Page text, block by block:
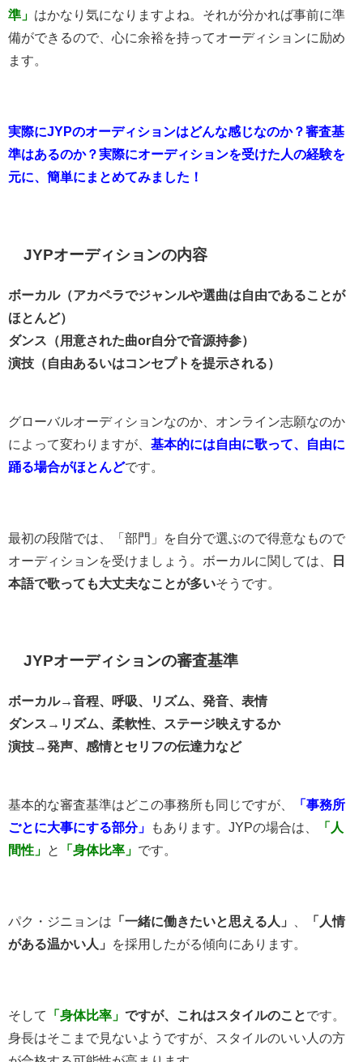
準」 はかなり気になりますよね。それが分かれば事前に準
備ができるので、心に余裕を持ってオーディションに励め
ます。
実際にJYPのオーディションはどんな感じなのか？審査基
準はあるのか？実際にオーディションを受けた人の経験を
元に、簡単にまとめてみました！
JYPオーディションの内容
ボーカル（アカペラでジャンルや選曲は自由であることが
ほとんど）
ダンス（用意された曲or自分で音源持参）
演技（自由あるいはコンセプトを提示される）
グローバルオーディションなのか、オンライン志願なのか
によって変わりますが、 基本的には自由に歌って、自由に
踊る場合がほとんどです。
最初の段階では、「部門」を自分で選ぶので得意なもので
オーディションを受けましょう。ボーカルに関しては、
日
本語で歌っても大丈夫なことが多いそうです。
JYPオーディションの審査基準
ボーカル→音程、呼吸、リズム、発音、表情
ダンス→リズム、柔軟性、ステージ映えするか
演技→発声、感情とセリフの伝達力など
基本的な審査基準はどこの事務所も同じですが、
「事務所
ごとに大事にする部分」
もあります。JYPの場合は、
「人
間性」
と 「身体比率」 です。
パク・ジニョンは 「一緒に働きたいと思える人」
「人情
がある温かい人」
を採用したがる傾向にあります。
そして 「身体比率」 ですが、これはスタイルのことです。
身長はそこまで見ないようですが、スタイルのいい人の方